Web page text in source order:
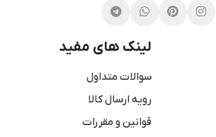
لینک های مفید
سوالات متداول
رویه ارسال کالا
قوانین و مقررات